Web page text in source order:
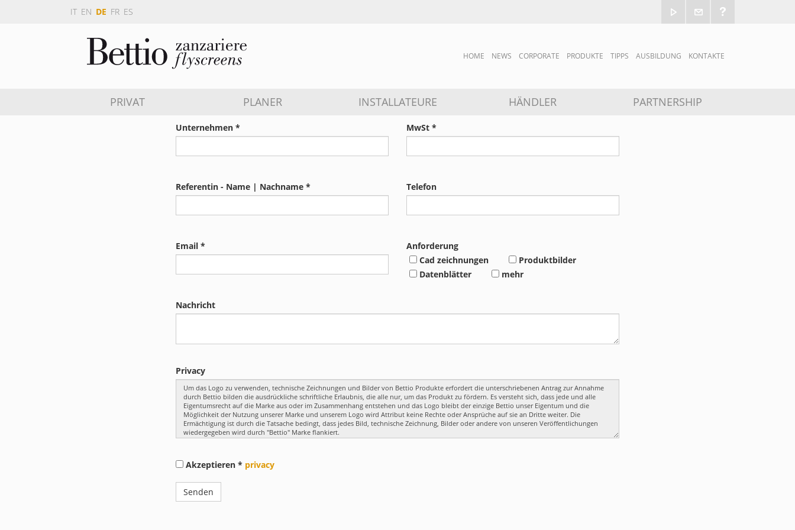
IT EN DE FR ES
HOME NEWS CORPORATE PRODUKTE TIPPS AUSBILDUNG KONTAKTE
PRIVAT PLANER INSTALLATEURE HÄNDLER PARTNERSHIP
Unternehmen * MwSt *
Referentin - Name | Nachname * Telefon
Email *
Anforderung
Cad zeichnungen
Produktbilder
Datenblätter
mehr
Nachricht
Privacy
Akzeptieren * privacy